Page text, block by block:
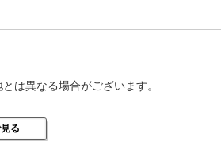
は異なる場合がございます。
る